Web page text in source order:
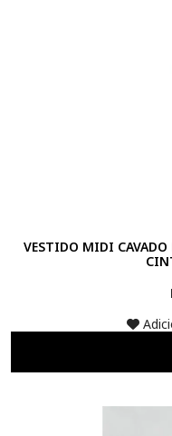
VESTIDO MIDI CAVADO